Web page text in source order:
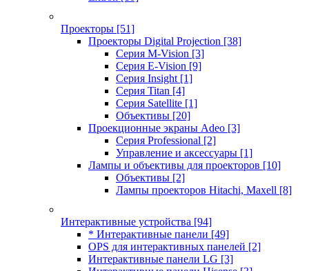
Проекторы [51]
Проекторы Digital Projection [38]
Серия M-Vision [3]
Серия E-Vision [9]
Серия Insight [1]
Серия Titan [4]
Серия Satellite [1]
Объективы [20]
Проекционные экраны Adeo [3]
Серия Professional [2]
Управление и аксессуары [1]
Лампы и объективы для проекторов [10]
Объективы [2]
Лампы проекторов Hitachi, Maxell [8]
Интерактивные устройства [94]
* Интерактивные панели [49]
OPS для интерактивных панелей [2]
Интерактивные панели LG [3]